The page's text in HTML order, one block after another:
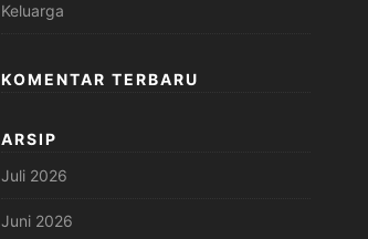
Keluarga
KOMENTAR TERBARU
ARSIP
Juli 2026
Juni 2026